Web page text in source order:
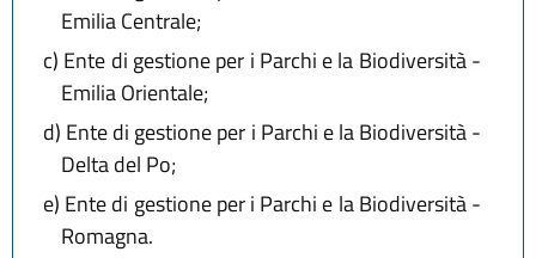
Emilia Centrale;
c) Ente di gestione per i Parchi e la Biodiversità -
Emilia Orientale;
d) Ente di gestione per i Parchi e la Biodiversità -
Delta del Po;
e) Ente di gestione per i Parchi e la Biodiversità -
Romagna.